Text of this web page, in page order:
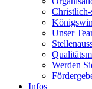
Christlich-
Unser
Werden
Infos